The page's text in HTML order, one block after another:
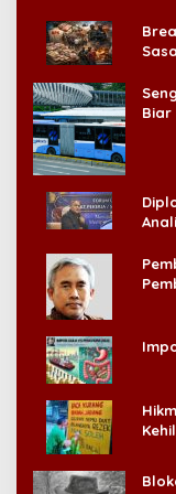
Biar